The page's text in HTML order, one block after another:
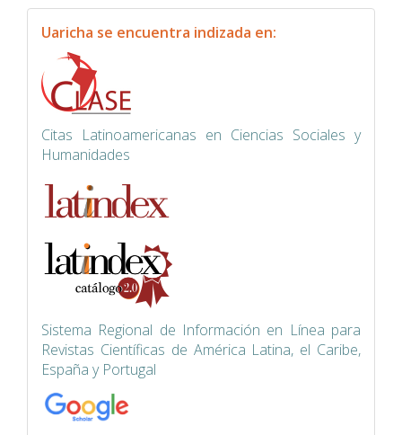
indexacion
Uaricha se encuentra indizada en:
Citas Latinoamericanas en Ciencias Sociales y
Humanidades
Sistema Regional de Información en Línea para
Revistas Científicas de América Latina, el Caribe,
España y Portugal